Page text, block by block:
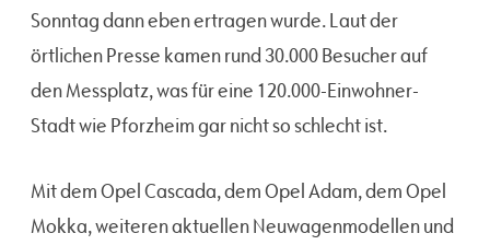
Sonntag dann eben ertragen wurde. Laut der
örtlichen Presse kamen rund 30.000 Besucher auf
den Messplatz, was für eine 120.000-Einwohner-
Stadt wie Pforzheim gar nicht so schlecht ist.
Mit dem Opel Cascada, dem Opel Adam, dem Opel
Mokka, weiteren aktuellen Neuwagenmodellen und